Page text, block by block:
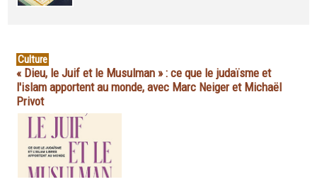
Culture
« Dieu, le Juif et le Musulman » : ce que le judaïsme et
l'islam apportent au monde, avec Marc Neiger et Michaël
Privot